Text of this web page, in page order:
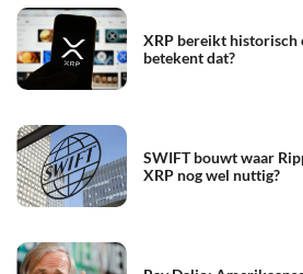
XRP bereikt historisch
betekent dat?
SWIFT bouwt waar
XRP nog wel nuttig?